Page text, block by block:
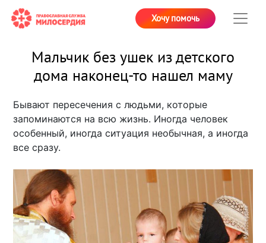
Хочу помочь
Мальчик без ушек из детского
дома наконец-то нашел маму
Бывают пересечения с людьми, которые
запоминаются на всю жизнь. Иногда человек
особенный, иногда ситуация необычная, а иногда
все сразу.